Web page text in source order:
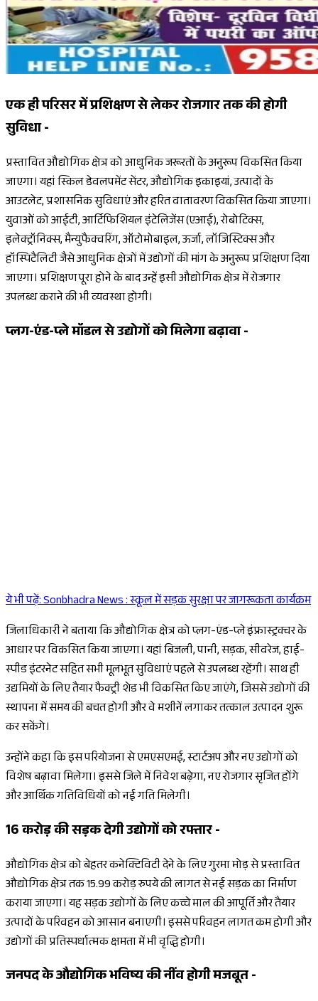
एक ही परिसर में प्रशिक्षण से लेकर रोजगार तक की होगी
सुविधा -
प्रस्तावित औद्योगिक क्षेत्र को आधुनिक जरूरतों के अनुरूप विकसित किया
जाएगा। यहां स्किल डेवलपमेंट सेंटर, औद्योगिक इकाइयां, उत्पादों के
आउटलेट, प्रशासनिक सुविधाएं और हरित वातावरण विकसित किया जाएगा।
युवाओं को आईटी, आर्टिफिशियल इंटेलिजेंस (एआई), रोबोटिक्स,
इलेक्ट्रॉनिक्स, मैन्युफैक्चरिंग, ऑटोमोबाइल, ऊर्जा, लॉजिस्टिक्स और
हॉस्पिटैलिटी जैसे आधुनिक क्षेत्रों में उद्योगों की मांग के अनुरूप प्रशिक्षण दिया
जाएगा। प्रशिक्षण पूरा होने के बाद उन्हें इसी औद्योगिक क्षेत्र में रोजगार
उपलब्ध कराने की भी व्यवस्था होगी।
प्लग-एंड-प्ले मॉडल से उद्योगों को मिलेगा बढ़ावा -
Sponsored
ये भी पढ़ें:Sonbhadra News : स्कूल में सड़क सुरक्षा पर जागरूकता कार्यक्रम
जिलाधिकारी ने बताया कि औद्योगिक क्षेत्र को प्लग-एंड-प्ले इंफ्रास्ट्रक्चर के
आधार पर विकसित किया जाएगा। यहां बिजली, पानी, सड़क, सीवरेज, हाई-
स्पीड इंटरनेट सहित सभी मूलभूत सुविधाएं पहले से उपलब्ध रहेंगी। साथ ही
उद्यमियों के लिए तैयार फैक्ट्री शेड भी विकसित किए जाएंगे, जिससे उद्योगों की
स्थापना में समय की बचत होगी और वे मशीनें लगाकर तत्काल उत्पादन शुरू
कर सकेंगे।
उन्होंने कहा कि इस परियोजना से एमएसएमई, स्टार्टअप और नए उद्योगों को
विशेष बढ़ावा मिलेगा। इससे जिले में निवेश बढ़ेगा, नए रोजगार सृजित होंगे
और आर्थिक गतिविधियों को नई गति मिलेगी।
16 करोड़ की सड़क देगी उद्योगों को रफ्तार -
औद्योगिक क्षेत्र को बेहतर कनेक्टिविटी देने के लिए गुरमा मोड़ से प्रस्तावित
औद्योगिक क्षेत्र तक 15.99 करोड़ रुपये की लागत से नई सड़क का निर्माण
कराया जाएगा। यह सड़क उद्योगों के लिए कच्चे माल की आपूर्ति और तैयार
उत्पादों के परिवहन को आसान बनाएगी। इससे परिवहन लागत कम होगी और
उद्योगों की प्रतिस्पर्धात्मक क्षमता में भी वृद्धि होगी।
जनपद के औद्योगिक भविष्य की नींव होगी मजबूत -